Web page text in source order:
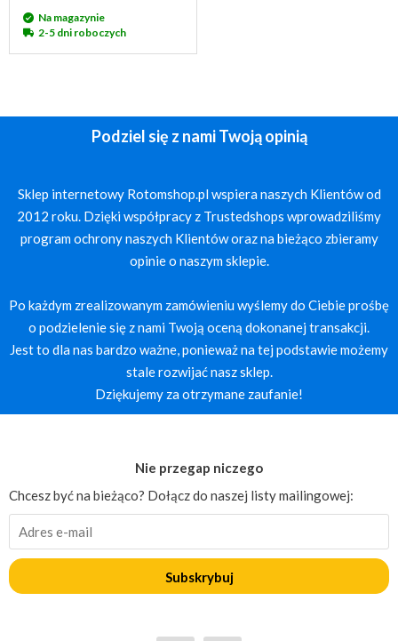
Na magazynie
2-5 dni roboczych
Podziel się z nami Twoją opinią
Sklep internetowy Rotomshop.pl wspiera naszych Klientów od
2012 roku. Dzięki współpracy z Trustedshops wprowadziliśmy
program ochrony naszych Klientów oraz na bieżąco zbieramy
opinie o naszym sklepie.
Po każdym zrealizowanym zamówieniu wyślemy do Ciebie prośbę
o podzielenie się z nami Twoją oceną dokonanej transakcji.
Jest to dla nas bardzo ważne, ponieważ na tej podstawie możemy
stale rozwijać nasz sklep.
Dziękujemy za otrzymane zaufanie!
Nie przegap niczego
Chcesz być na bieżąco? Dołącz do naszej listy mailingowej:
Subskrybuj